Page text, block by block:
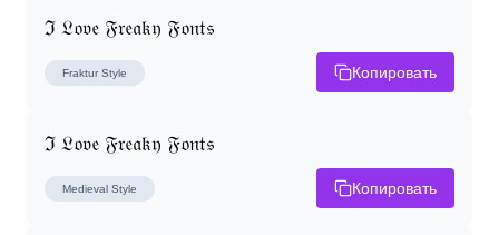
ℑ 𝔏𝔬𝔳𝔢 𝔉𝔯𝔢𝔞𝔨𝔶 𝔉𝔬𝔫𝔱𝔰
Fraktur Style Копировать
ℑ 𝔏𝔬𝔳𝔢 𝔉𝔯𝔢𝔞𝔨𝔶 𝔉𝔬𝔫𝔱𝔰
Medieval Style Копировать